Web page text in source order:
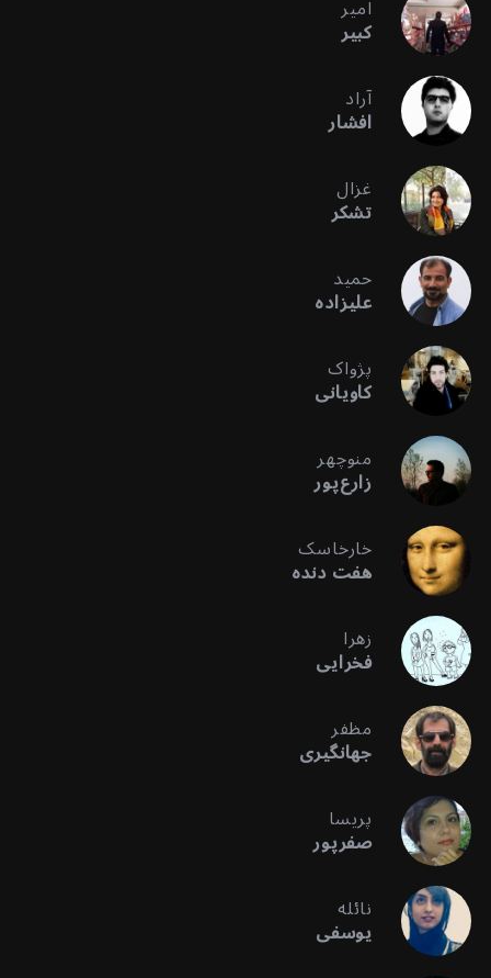
امیر
کبیر
آراد
افشار
غزال
تشکر
حمید
علیزاده
پژواک
کاویانی
منوچهر
زارع‌پور
خارخاسک
هفت دنده
زهرا
فخرایی
مظفر
جهانگیری
پریسا
صفرپور
نائله
یوسفی